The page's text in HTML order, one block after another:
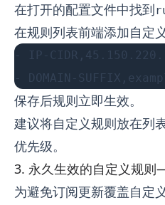
在打开的配置文件中找到
在规则列表前端添加自定
- IP-
- DOMAIN-
保存后规则立即生效。
建议将自定义规则放在列
优先级。
3. 永久生效的自定义规
为避免订阅更新覆盖自定